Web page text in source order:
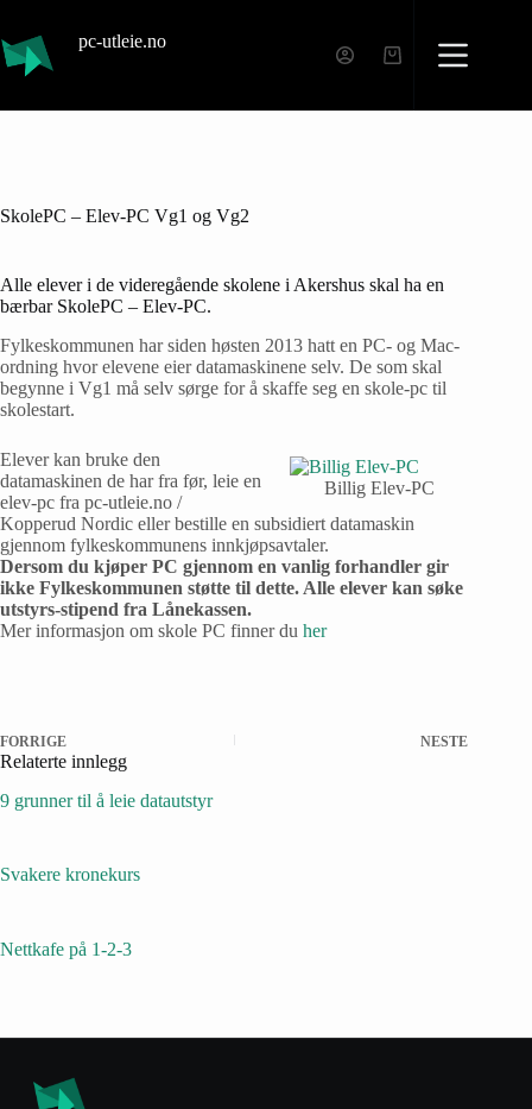
pc-utleie.no
SkolePC – Elev-PC Vg1 og Vg2
Alle elever i de videregående skolene i Akershus skal ha en
bærbar SkolePC – Elev-PC.
Fylkeskommunen har siden høsten 2013 hatt en PC- og Mac-
ordning hvor elevene eier datamaskinene selv. De som skal
begynne i Vg1 må selv sørge for å skaffe seg en skole-pc til
skolestart.
Billig Elev-PC
Elever kan bruke den
datamaskinen de har fra før, leie en
elev-pc fra pc-utleie.no /
Kopperud Nordic eller bestille en subsidiert datamaskin
gjennom fylkeskommunens innkjøpsavtaler.
Dersom du kjøper PC gjennom en vanlig forhandler gir
ikke Fylkeskommunen støtte til dette. Alle elever kan søke
utstyrs-stipend fra Lånekassen.
Mer informasjon om skole PC finner du her
FORRIGE NESTE
Relaterte innlegg
9 grunner til å leie datautstyr
Svakere kronekurs
Nettkafe på 1-2-3